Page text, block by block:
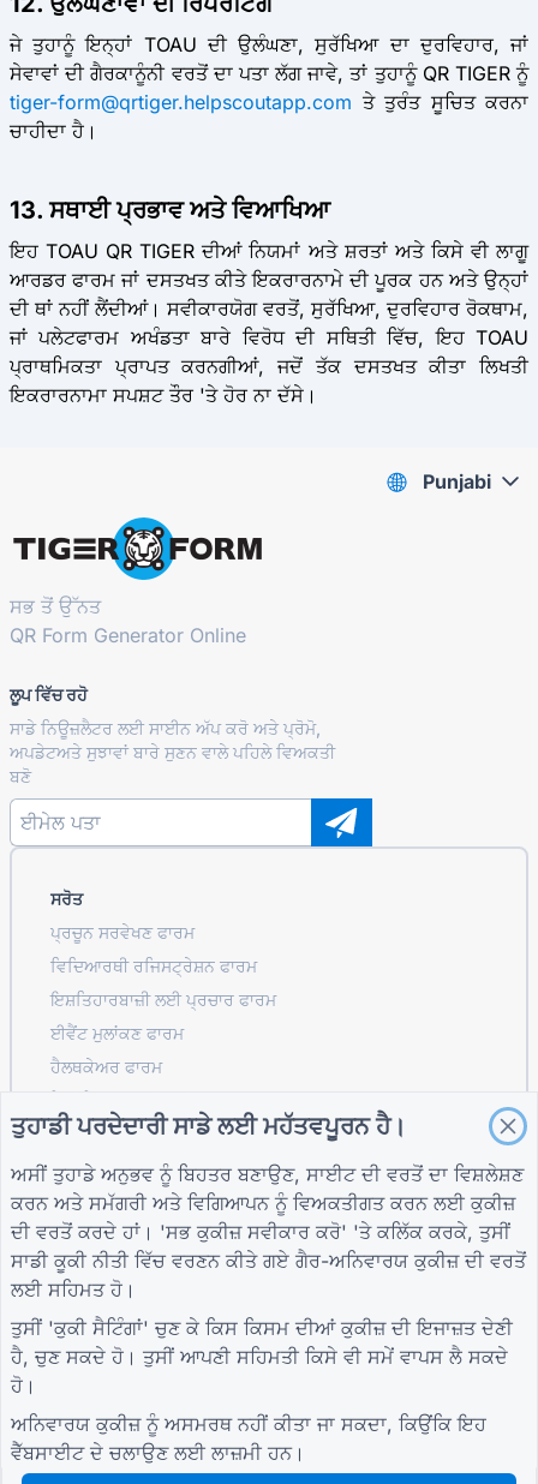
ਜੇ ਤੁਹਾਨੂੰ ਇਨ੍ਹਾਂ TOAU ਦੀ ਉਲੰਘਣਾ, ਸੁਰੱਖਿਆ ਦਾ ਦੁਰਵਿਹਾਰ, ਜਾਂ
ਸੇਵਾਵਾਂ ਦੀ ਗੈਰਕਾਨੂੰਨੀ ਵਰਤੋਂ ਦਾ ਪਤਾ ਲੱਗ ਜਾਵੇ, ਤਾਂ ਤੁਹਾਨੂੰ QR TIGER ਨੂੰ
tiger-form@qrtiger.helpscoutapp.com ਤੇ ਤੁਰੰਤ ਸੂਚਿਤ ਕਰਨਾ
ਚਾਹੀਦਾ ਹੈ।
13. ਸਥਾਈ ਪ੍ਰਭਾਵ ਅਤੇ ਵਿਆਖਿਆ
ਇਹ TOAU QR TIGER ਦੀਆਂ ਨਿਯਮਾਂ ਅਤੇ ਸ਼ਰਤਾਂ ਅਤੇ ਕਿਸੇ ਵੀ ਲਾਗੂ
ਆਰਡਰ ਫਾਰਮ ਜਾਂ ਦਸਤਖਤ ਕੀਤੇ ਇਕਰਾਰਨਾਮੇ ਦੀ ਪੂਰਕ ਹਨ ਅਤੇ ਉਨ੍ਹਾਂ
ਦੀ ਥਾਂ ਨਹੀਂ ਲੈਂਦੀਆਂ। ਸਵੀਕਾਰਯੋਗ ਵਰਤੋਂ, ਸੁਰੱਖਿਆ, ਦੁਰਵਿਹਾਰ ਰੋਕਥਾਮ,
ਜਾਂ ਪਲੇਟਫਾਰਮ ਅਖੰਡਤਾ ਬਾਰੇ ਵਿਰੋਧ ਦੀ ਸਥਿਤੀ ਵਿੱਚ, ਇਹ TOAU
ਪ੍ਰਾਥਮਿਕਤਾ ਪ੍ਰਾਪਤ ਕਰਨਗੀਆਂ, ਜਦੋਂ ਤੱਕ ਦਸਤਖਤ ਕੀਤਾ ਲਿਖਤੀ
ਇਕਰਾਰਨਾਮਾ ਸਪਸ਼ਟ ਤੌਰ 'ਤੇ ਹੋਰ ਨਾ ਦੱਸੇ।
ਸਭ ਤੋਂ ਉੱਨਤ
QR Form Generator Online
ਲੂਪ ਵਿੱਚ ਰਹੋ
ਸਾਡੇ ਨਿਊਜ਼ਲੈਟਰ ਲਈ ਸਾਈਨ ਅੱਪ ਕਰੋ ਅਤੇ ਪ੍ਰੋਮੋ,
ਅਪਡੇਟਅਤੇ ਸੁਝਾਵਾਂ ਬਾਰੇ ਸੁਣਨ ਵਾਲੇ ਪਹਿਲੇ ਵਿਅਕਤੀ
ਬਣੋ
ਸਰੋਤ
ਪ੍ਰਚੂਨ ਸਰਵੇਖਣ ਫਾਰਮ
ਵਿਦਿਆਰਥੀ ਰਜਿਸਟ੍ਰੇਸ਼ਨ ਫਾਰਮ
ਇਸ਼ਤਿਹਾਰਬਾਜ਼ੀ ਲਈ ਪ੍ਰਚਾਰ ਫਾਰਮ
ਈਵੈਂਟ ਮੁਲਾਂਕਣ ਫਾਰਮ
ਹੈਲਥਕੇਅਰ ਫਾਰਮ
ਉਸਾਰੀ ਲਈ ਪ੍ਰੋਜੈਕਟ ਮੁਲਾਂਕਣ ਫਾਰਮ
ਲੌਜਿਸਟਿਕਸ ਲਈ ਸਪਲਾਇਰ ਮੁਲਾਂਕਣ ਫਾਰਮ
ਸਹੂਲਤਾਂ ਵਾਸਤੇ ਸੇਵਾ ਬੇਨਤੀ ਫਾਰਮ
ਗਾਹਕ ਸ਼ਮੂਲੀਅਤ ਫਾਰਮ
ਭਾਈਚਾਰੇ ਵਿੱਚ ਸ਼ਾਮਲ ਹੋਵੋ
ਗਾਈਡ
ਸਹਾਇਤਾ ਕੇਂਦਰ
ਬਲੌਗ
TIGER FORM ਗਾਈਡ
ਕੰਪਨੀ
ਸਾਡੇ ਬਾਰੇ
ਸ਼ਰਤਾਂ
ਸ਼ਰਤਾਂ
ਕੁਕੀ ਸੈਟਿੰਗਾਂ
Punjabi
ਤੁਹਾਡੀ ਪਰਦੇਦਾਰੀ ਸਾਡੇ ਲਈ ਮਹੱਤਵਪੂਰਨ ਹੈ।
ਅਸੀਂ ਤੁਹਾਡੇ ਅਨੁਭਵ ਨੂੰ ਬਿਹਤਰ ਬਣਾਉਣ, ਸਾਈਟ ਦੀ ਵਰਤੋਂ ਦਾ ਵਿਸ਼ਲੇਸ਼ਣ
ਕਰਨ ਅਤੇ ਸਮੱਗਰੀ ਅਤੇ ਵਿਗਿਆਪਨ ਨੂੰ ਵਿਅਕਤੀਗਤ ਕਰਨ ਲਈ ਕੁਕੀਜ਼
ਦੀ ਵਰਤੋਂ ਕਰਦੇ ਹਾਂ। 'ਸਭ ਕੁਕੀਜ਼ ਸਵੀਕਾਰ ਕਰੋ' 'ਤੇ ਕਲਿੱਕ ਕਰਕੇ, ਤੁਸੀਂ
ਸਾਡੀ ਕੂਕੀ ਨੀਤੀ ਵਿੱਚ ਵਰਣਨ ਕੀਤੇ ਗਏ ਗੈਰ-ਅਨਿਵਾਰਯ ਕੁਕੀਜ਼ ਦੀ ਵਰਤੋਂ
ਲਈ ਸਹਿਮਤ ਹੋ।
ਤੁਸੀਂ 'ਕੁਕੀ ਸੈਟਿੰਗਾਂ' ਚੁਣ ਕੇ ਕਿਸ ਕਿਸਮ ਦੀਆਂ ਕੁਕੀਜ਼ ਦੀ ਇਜਾਜ਼ਤ ਦੇਣੀ
ਹੈ, ਚੁਣ ਸਕਦੇ ਹੋ। ਤੁਸੀਂ ਆਪਣੀ ਸਹਿਮਤੀ ਕਿਸੇ ਵੀ ਸਮੇਂ ਵਾਪਸ ਲੈ ਸਕਦੇ
ਹੋ।
ਅਨਿਵਾਰਯ ਕੁਕੀਜ਼ ਨੂੰ ਅਸਮਰਥ ਨਹੀਂ ਕੀਤਾ ਜਾ ਸਕਦਾ, ਕਿਉਂਕਿ ਇਹ
ਵੈੱਬਸਾਈਟ ਦੇ ਚਲਾਉਣ ਲਈ ਲਾਜ਼ਮੀ ਹਨ।